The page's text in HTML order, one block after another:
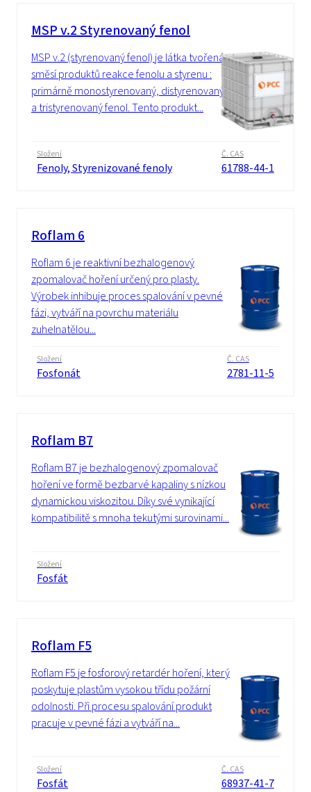
MSP v.2 Styrenovaný fenol
MSP v.2 (styrenovaný fenol) je látka tvořená
směsí produktů reakce fenolu a styrenu :
primárně monostyrenovaný, distyrenovaný
a tristyrenovaný fenol. Tento produkt...
Složení
Fenoly, Styrenizované fenoly
Č. CAS
61788-44-1
Roflam 6
Roflam 6 je reaktivní bezhalogenový
zpomalovač hoření určený pro plasty.
Výrobek inhibuje proces spalování v pevné
fázi, vytváří na povrchu materiálu
zuhelnatělou...
Složení
Fosfonát
Č. CAS
2781-11-5
Roflam B7
Roflam B7 je bezhalogenový zpomalovač
hoření ve formě bezbarvé kapaliny s nízkou
dynamickou viskozitou. Díky své vynikající
kompatibilitě s mnoha tekutými surovinami...
Složení
Fosfát
Roflam F5
Roflam F5 je fosforový retardér hoření, který
poskytuje plastům vysokou třídu požární
odolnosti. Při procesu spalování produkt
pracuje v pevné fázi a vytváří na...
Složení
Fosfát
Č. CAS
68937-41-7